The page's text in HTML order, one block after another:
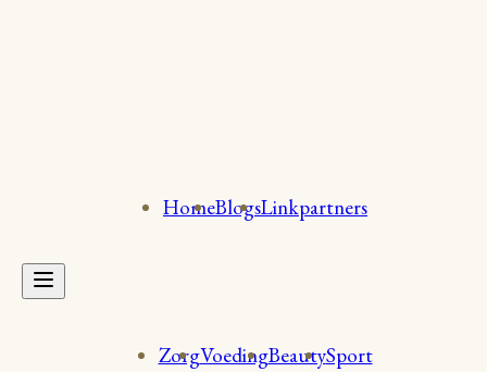
HomeBlogsLinkpartners
ZorgVoedingBeautySport